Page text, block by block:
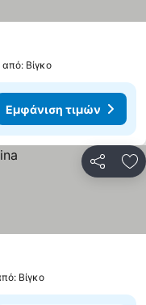
από: Βίγκο
Εμφάνιση τιμών
Βίγκο